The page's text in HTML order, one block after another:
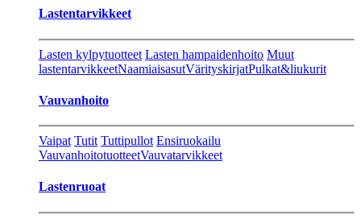
Lastentarvikkeet
Lasten kylpytuotteet Lasten hampaidenhoito Muut
lastentarvikkeetNaamiaisasutVärityskirjatPulkat&liukurit
Vauvanhoito
Vaipat Tutit Tuttipullot Ensiruokailu
VauvanhoitotuotteetVauvatarvikkeet
Lastenruoat